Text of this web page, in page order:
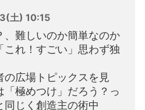
土) 10:15
、難しいのか簡単なのか
これ！すごい」思わず独
の広場トピックスを見
「極めつけ」だろう？っ
同じく創造主の術中